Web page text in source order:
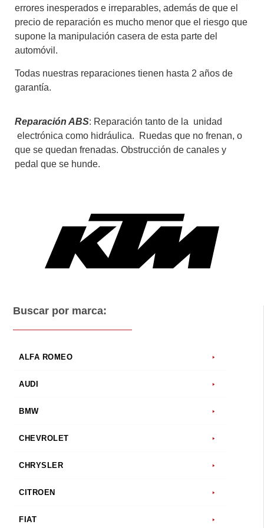
Buscar por marca:
ALFA ROMEO
AUDI
BMW
CHEVROLET
CHRYSLER
CITROEN
FIAT
errores inesperados e irreparables, además de que el
precio de reparación es mucho menor que el riesgo que
supone la manipulación casera de esta parte del
automóvil.
Todas nuestras reparaciones tienen hasta 2 años de
garantía.
Reparación ABS: Reparación tanto de la unidad
electrónica como hidráulica. Ruedas que no frenan, o
que se quedan frenadas. Obstrucción de canales y
pedal que se hunde.